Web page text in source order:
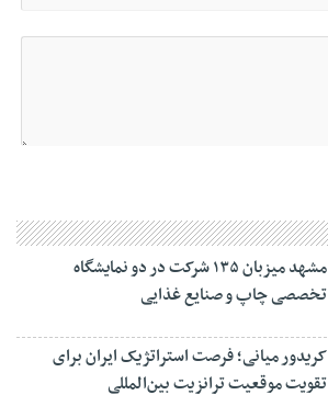
مشهد میزبان ۱۳۵ شرکت در دو نمایشگاه
تخصصی چاپ و صنایع غذایی
کریدور میانی؛ فرصت استراتژیک ایران برای
تقویت موقعیت ترانزیت بین‌المللی